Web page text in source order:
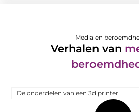
Media en
Verhalen van
De onderdelen van een 3d printer